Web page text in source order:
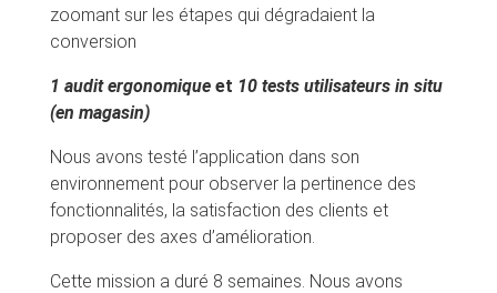
zoomant sur les étapes qui dégradaient la
conversion
1 audit ergonomiqueet 10 tests utilisateurs in situ
(en magasin)
Nous avons testé l’application dans son
environnement pour observer la pertinence des
fonctionnalités, la satisfaction des clients et
proposer des axes d’amélioration.
Cette mission a duré 8 semaines. Nous avons